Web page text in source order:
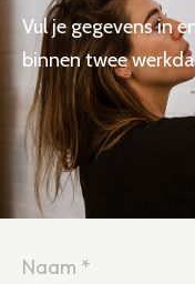
Vul je gegevens in
binnen twee
*